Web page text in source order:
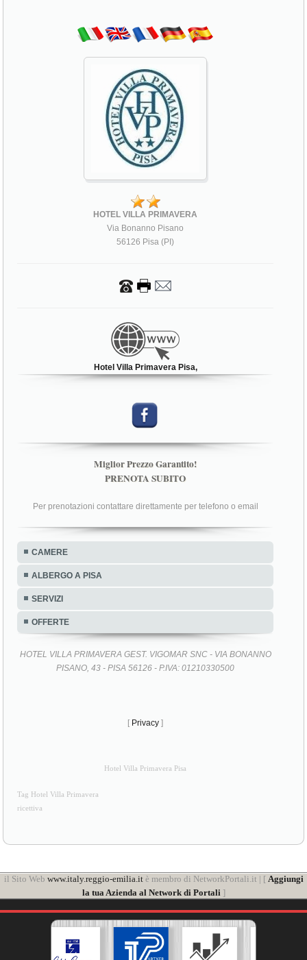
HOTEL VILLA PRIMAVERA
Via Bonanno Pisano
56126 Pisa (PI)
Hotel Villa Primavera Pisa,
Miglior Prezzo Garantito!
PRENOTA SUBITO
Per prenotazioni contattare direttamente per telefono o email
CAMERE
ALBERGO A PISA
SERVIZI
OFFERTE
HOTEL VILLA PRIMAVERA GEST. VIGOMAR SNC - VIA BONANNO
PISANO, 43 - PISA 56126 - P.IVA: 01210330500
[ Privacy ]
Hotel Villa Primavera Pisa
Tag Hotel Villa Primavera
ricettiva
il Sito Web www.italy.reggio-emilia.itè membro di NetworkPortali.it | [ Aggiungi
la tua Azienda al Network di Portali]